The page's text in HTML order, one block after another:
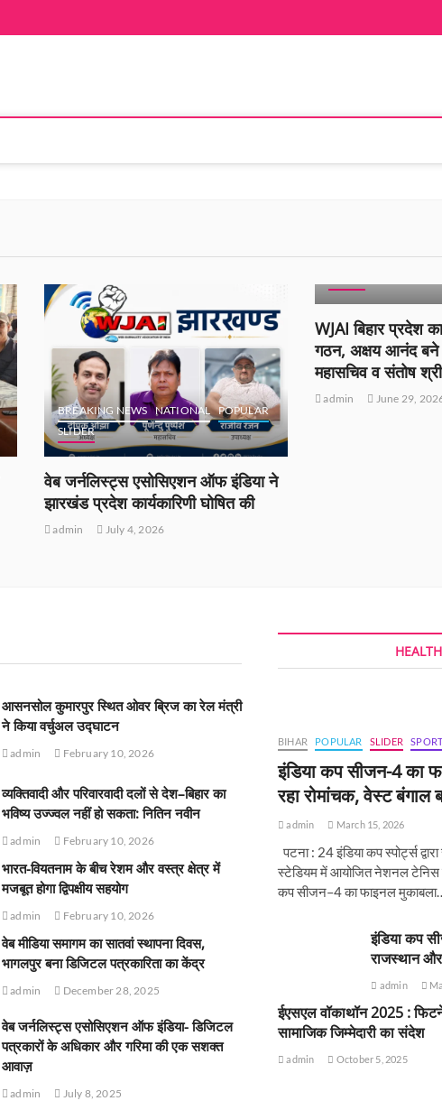
BREAKING NEWS NATIONAL POPULAR
SLIDER
वेब जर्नलिस्ट्स एसोसिएशन ऑफ इंडिया ने
झारखंड प्रदेश कार्यकारिणी घोषित की
admin July 4, 2026
BIHAR BREAKING
WJAI बिहार प्रदेश
गठन, अक्षय आनंद बने
महासचिव व संतोष
admin June 29,
आसनसोल कुमारपुर स्थित ओवर ब्रिज का रेल मंत्री
ने किया वर्चुअल उद्घाटन
admin February 10, 2026
व्यक्तिवादी और परिवारवादी दलों से देश–बिहार का
भविष्य उज्ज्वल नहीं हो सकता: नितिन नवीन
admin February 10, 2026
भारत-वियतनाम के बीच रेशम और वस्त्र क्षेत्र में
मजबूत होगा द्विपक्षीय सहयोग
admin February 10, 2026
वेब मीडिया समागम का सातवां स्थापना दिवस,
भागलपुर बना डिजिटल पत्रकारिता का केंद्र
admin December 28, 2025
वेब जर्नलिस्ट्स एसोसिएशन ऑफ इंडिया- डिजिटल
पत्रकारों के अधिकार और गरिमा की एक सशक्त
आवाज़
admin July 8, 2025
HEALTH
BIHAR POPULAR SLIDER
इंडिया कप सीजन-4 का
रहा रोमांचक, वेस्ट बंगाल
admin March 15, 2026
पटना : 24 इंडिया कप स्पोर्ट्स
स्टेडियम में आयोजित नेशनल टेनिस
कप सीजन–4 का फाइनल
इंडिया कप
राजस्थान और
admin
ईएसएल वॉकाथॉन 2025 :
सामाजिक जिम्मेदारी का संदेश
admin October 5, 2025